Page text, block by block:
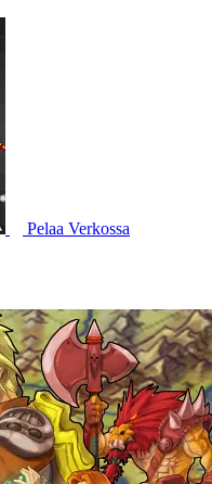
Pelaa Verkossa